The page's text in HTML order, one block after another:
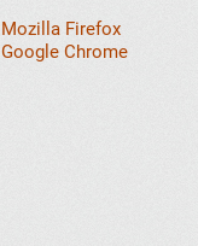
Mozilla Firefox
Google Chrome